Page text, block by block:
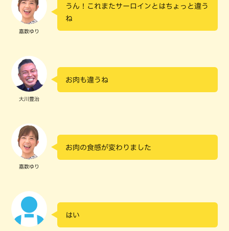
嘉数ゆり
うん！これまたサーロインとはちょっと違う
ね
大川豊治
お肉も違うね
嘉数ゆり
お肉の食感が変わりました
はい